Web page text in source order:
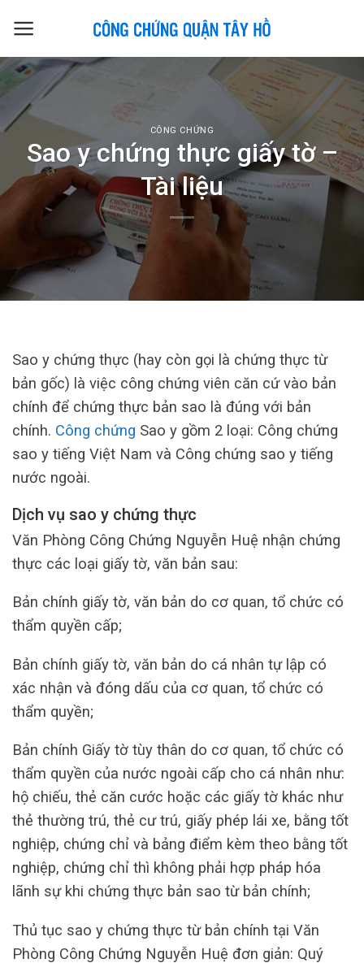
CÔNG CHỨNG
Sao y chứng thực giấy tờ –
Tài liệu
Sao y chứng thực (hay còn gọi là chứng thực từ
bản gốc) là việc công chứng viên căn cứ vào bản
chính để chứng thực bản sao là đúng với bản
chính. Công chứng Sao y gồm 2 loại: Công chứng
sao y tiếng Việt Nam và Công chứng sao y tiếng
nước ngoài.
Dịch vụ sao y chứng thực
Văn Phòng Công Chứng Nguyễn Huệ nhận chứng
thực các loại giấy tờ, văn bản sau:
Bản chính giấy tờ, văn bản do cơ quan, tổ chức có
thẩm quyền cấp;
Bản chính giấy tờ, văn bản do cá nhân tự lập có
xác nhận và đóng dấu của cơ quan, tổ chức có
thẩm quyền;
Bản chính Giấy tờ tùy thân do cơ quan, tổ chức có
thẩm quyền của nước ngoài cấp cho cá nhân như:
hộ chiếu, thẻ căn cước hoặc các giấy tờ khác như
thẻ thường trú, thẻ cư trú, giấy phép lái xe, bằng tốt
nghiệp, chứng chỉ và bảng điểm kèm theo bằng tốt
nghiệp, chứng chỉ thì không phải hợp pháp hóa
lãnh sự khi chứng thực bản sao từ bản chính;
Thủ tục sao y chứng thực từ bản chính tại Văn
Phòng Công Chứng Nguyễn Huệ đơn giản: Quý